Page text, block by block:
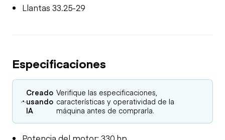
Llantas 33.25-29
Especificaciones
Creado
usando
IA
Verifique las especificaciones,
características y operatividad de la
máquina antes de comprarla.